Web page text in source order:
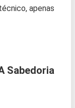
apenas
Sabedoria